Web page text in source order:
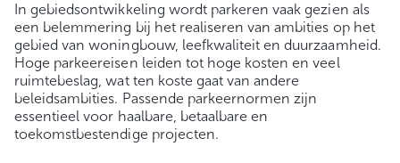
In gebiedsontwikkeling wordt parkeren vaak gezien als
een belemmering bij het realiseren van ambities op het
gebied van woningbouw, leefkwaliteit en duurzaamheid.
Hoge parkeereisen leiden tot hoge kosten en veel
ruimtebeslag, wat ten koste gaat van andere
beleidsambities. Passende parkeernormen zijn
essentieel voor haalbare, betaalbare en
toekomstbestendige projecten.